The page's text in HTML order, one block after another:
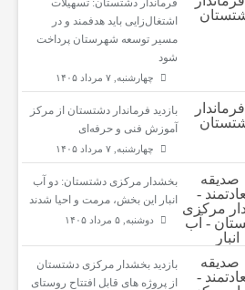
فرماندار دشتستان: تسهیلات
اشتغال‌زایی باید هدفمند و در
مسیر توسعه شهرستان پرداخت
شود
چهارشنبه, ۷ مرداد ۱۴۰۵
بازدید فرماندار دشتستان از مرکز
آموزش فنی و حرفه‌ای
چهارشنبه, ۷ مرداد ۱۴۰۵
بخشدار مرکزی دشتستان: دو آب
انبار این بخش، مرمت و احیا شدند
دوشنبه, ۵ مرداد ۱۴۰۵
بازدید بخشدار مرکزی دشتستان
از پروژه های قابل افتتاح روستای